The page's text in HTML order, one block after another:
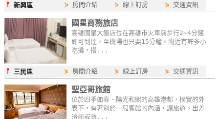
⫯新興區 ⋟ 房間介紹 ⋟線上訂房 ⋟ 交通資訊
國星商務旅店
高雄國星大飯店位在高雄市火車前步行2~4分鐘
即可到達，至機場也只要15分鐘。附近有許多小
吃攤，搭...
⫯ 三民區 ⋟ 房間介紹 ⋟線上訂房 ⋟ 交通資訊
聖亞哥旅館
位於四季如春、陽光和熙的高雄港都，樸實的外
表下，有著別於一般賓館的內涵，讓旅遊、出差
洽商或想...